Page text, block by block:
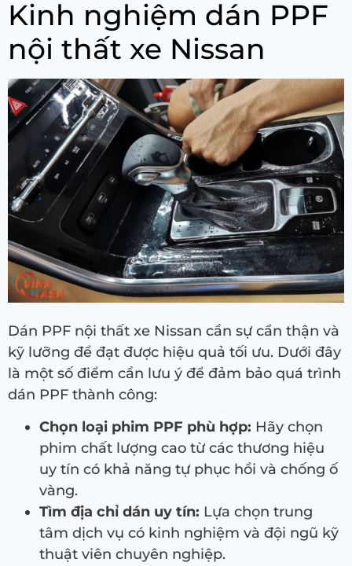
Kinh nghiệm dán PPF
nội thất xe Nissan
Dán PPF nội thất xe Nissan cần sự cẩn thận và
kỹ lưỡng để đạt được hiệu quả tối ưu. Dưới đây
là một số điểm cần lưu ý để đảm bảo quá trình
dán PPF thành công:
Chọn loại phim PPF phù hợp: Hãy chọn
phim chất lượng cao từ các thương hiệu
uy tín có khả năng tự phục hồi và chống ố
vàng.
Tìm địa chỉ dán uy tín: Lựa chọn trung
tâm dịch vụ có kinh nghiệm và đội ngũ kỹ
thuật viên chuyên nghiệp.